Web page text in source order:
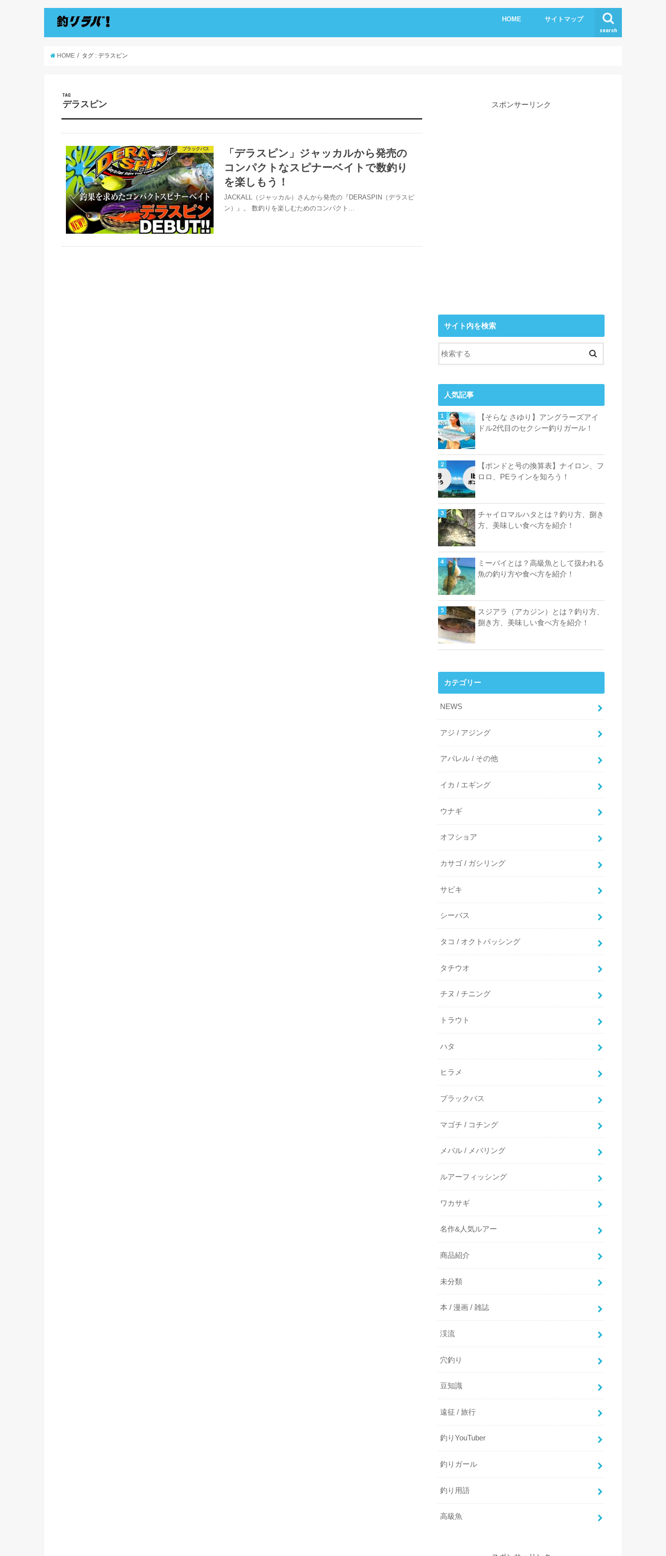
search
HOME サイトマップ
HOME タグ : デラスピン
TAG
デラスピン
ブラックバス
「デラスピン」ジャッカルから発売の
コンパクトなスピナーベイトで数釣り
を楽しもう！
JACKALL（ジャッカル）さんから発売の『DERASPIN（デラスピ
ン）』。 数釣りを楽しむためのコンパクト…
スポンサーリンク
サイト内を検索
人気記事
【そらな さゆり】アングラーズアイ
ドル2代目のセクシー釣りガール！
【ポンドと号の換算表】ナイロン、フ
ロロ、PEラインを知ろう！
チャイロマルハタとは？釣り方、捌き
方、美味しい食べ方を紹介！
ミーバイとは？高級魚として扱われる
魚の釣り方や食べ方を紹介！
スジアラ（アカジン）とは？釣り方、
捌き方、美味しい食べ方を紹介！
カテゴリー
NEWS
アジ / アジング
アパレル / その他
イカ / エギング
ウナギ
オフショア
カサゴ / ガシリング
サビキ
シーバス
タコ / オクトパッシング
タチウオ
チヌ / チニング
トラウト
ハタ
ヒラメ
ブラックバス
マゴチ / コチング
メバル / メバリング
ルアーフィッシング
ワカサギ
名作&人気ルアー
商品紹介
未分類
本 / 漫画 / 雑誌
渓流
穴釣り
豆知識
遠征 / 旅行
釣りYouTuber
釣りガール
釣り用語
高級魚